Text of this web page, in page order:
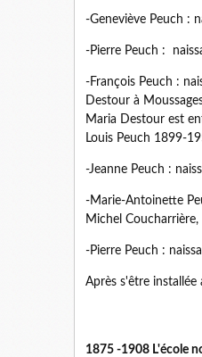
-Geneviève Peuch :
-Pierre Peuch :
-François Peuch :
Destour à
Maria Destour est
Louis Peuch 1899-
-Jeanne Peuch :
-Marie-Antoinette
Michel
-Pierre Peuch :
Après s'être
1875 -1908 L'école